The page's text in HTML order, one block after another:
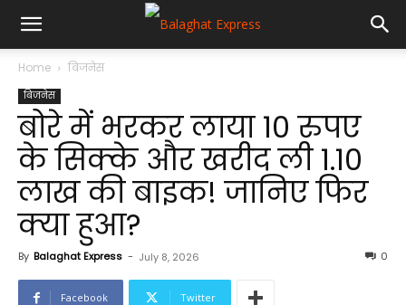
Home बिजनेस
बिजनेस
बोरे में भरकर लाया 10 रुपए
के सिक्के और खरीद ली 1.10
लाख की बाइक! जानिए फिर
क्या हुआ?
By Balaghat Express - July 8, 2026 0
Facebook Twitter